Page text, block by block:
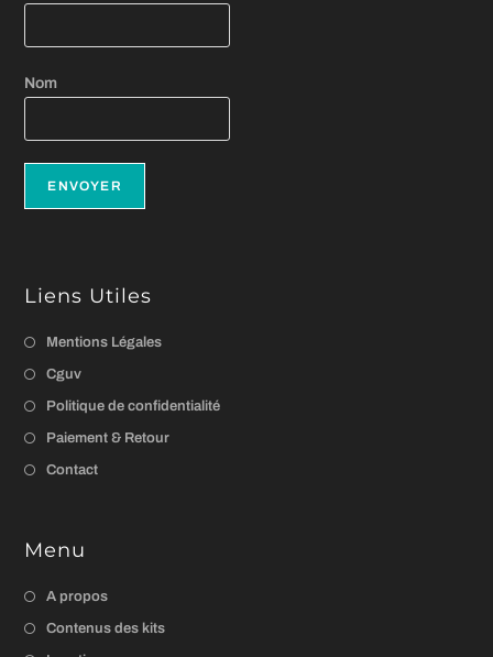
Nom
Liens Utiles
Mentions Légales
Cguv
Politique de confidentialité
Paiement & Retour
Contact
Menu
A propos
Contenus des kits